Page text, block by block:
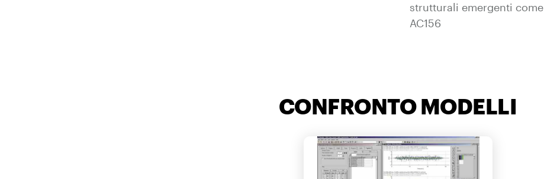
strutturali emergenti come
AC156
CONFRONTO MODELLI